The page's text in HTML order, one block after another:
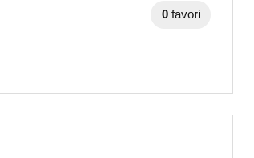
0 favori